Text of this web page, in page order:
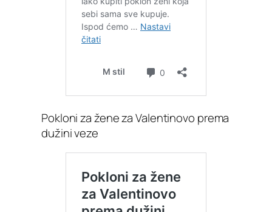
Pokloni za žene za Valentinovo prema
dužini veze